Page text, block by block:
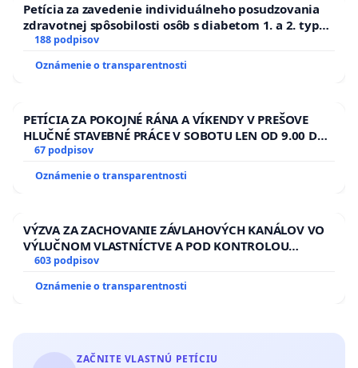
Petícia za zavedenie individuálneho posudzovania
zdravotnej spôsobilosti osôb s diabetom 1. a 2. typu
pri prijímaní do Policajného zboru SR
188 podpisov
Oznámenie o transparentnosti
PETÍCIA ZA POKOJNÉ RÁNA A VÍKENDY V PREŠOVE
HLUČNÉ STAVEBNÉ PRÁCE V SOBOTU LEN OD 9.00 DO
13.00 HOD., CEZ PRACOVNÝ TÝŽDEŇ CIEĽ 8.00 – 18.00
HOD. A PRAVIDELNÁ KONTROLA STAVBY C-AREA NA
ĎUMBIERSKEJ/MAGU
67 podpisov
Oznámenie o transparentnosti
VÝZVA ZA ZACHOVANIE ZÁVLAHOVÝCH KANÁLOV VO
VÝLUČNOM VLASTNÍCTVE A POD KONTROLOU
SLOVENSKEJ REPUBLIKY & žiadosť na riešenie
zanedbaného stavu závlahových a odvodňovacích
kanálov na Slovensku
603 podpisov
Oznámenie o transparentnosti
ZAČNITE VLASTNÚ PETÍCIU